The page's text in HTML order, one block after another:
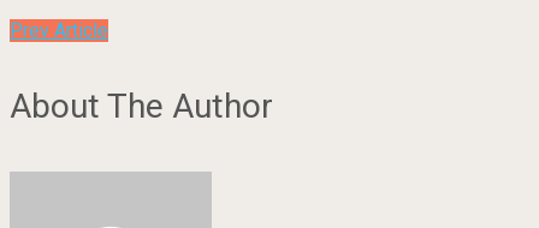
Prev Article
About The Author